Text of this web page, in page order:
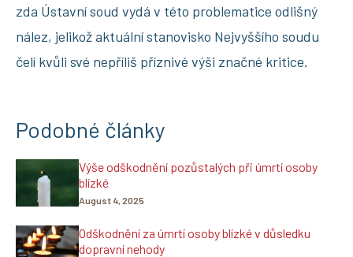
zda Ústavní soud vydá v této problematice odlišný
nález, jelikož aktuální stanovisko Nejvyššího soudu
čelí kvůli své nepříliš příznivé výši značné kritice.
Podobné články
Výše odškodnění pozůstalých při úmrtí osoby
blízké
August 4, 2025
Odškodnění za úmrtí osoby blízké v důsledku
dopravní nehody